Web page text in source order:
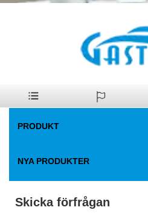
PRODUKT
NYA PRODUKTER
Skicka förfrågan